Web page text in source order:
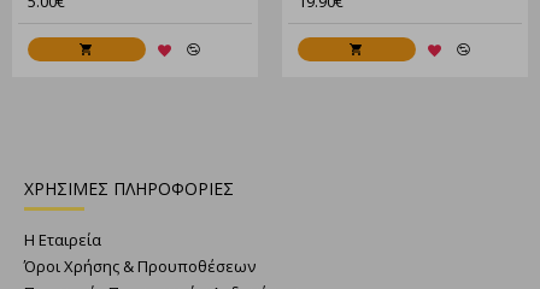
ΧΡΗΣΙΜΕΣ ΠΛΗΡΟΦΟΡΙΕΣ
Η Εταιρεία
Όροι Χρήσης & Προυποθέσεων